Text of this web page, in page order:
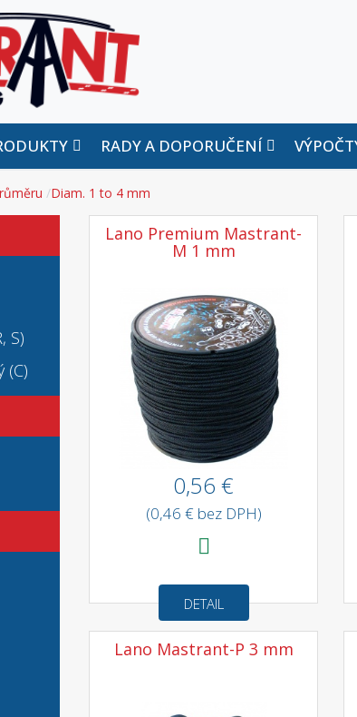
RADY A DOPORUČENÍ
Diam. 1 to 4 mm
Lano Premium Mastrant-
M 1 mm
0,56 €
(0,46 € bez DPH)
DETAIL
Lano Mastrant-P 3 mm
S)
(C)